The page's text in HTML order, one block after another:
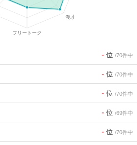
- 位 /70件中
- 位 /70件中
- 位 /70件中
- 位 /69件中
- 位 /70件中